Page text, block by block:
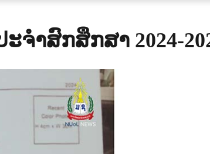
ຈຳສົກສຶກສາ 2024-